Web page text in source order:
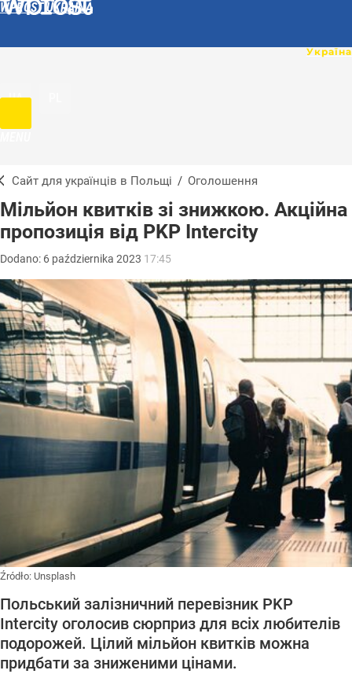
WPROST UKRAINA
UA
Сайт для українців в Польщі / Оголошення
Мільйон квитків зі знижкою. Акційна
пропозиція від PKP Intercity
Dodano: 6 października 2023 17:45
Źródło: Unsplash
Польський залізничний перевізник PKP
Intercity оголосив сюрприз для всіх любителів
подорожей. Цілий мільйон квитків можна
придбати за зниженими цінами.